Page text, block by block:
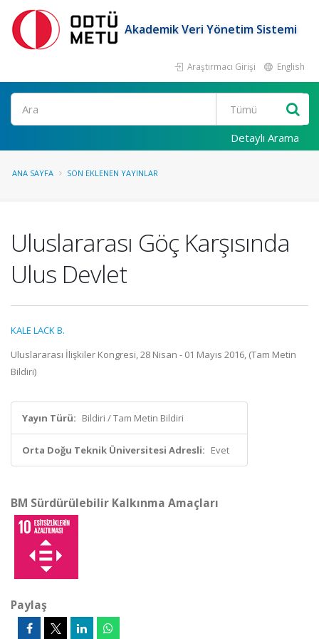
Akademik Veri Yönetim Sistemi
Araştırmacı Girişi English
Ara
Detaylı Arama
ANA SAYFA SON EKLENEN YAYINLAR
Uluslararası Göç Karşısında
Ulus Devlet
KALE LACK B.
Uluslararası İlişkiler Kongresi, 28 Nisan - 01 Mayıs 2016, (Tam Metin
Bildiri)
Yayın Türü: Bildiri / Tam Metin Bildiri
Orta Doğu Teknik Üniversitesi Adresli: Evet
BM Sürdürülebilir Kalkınma Amaçları
Paylaş